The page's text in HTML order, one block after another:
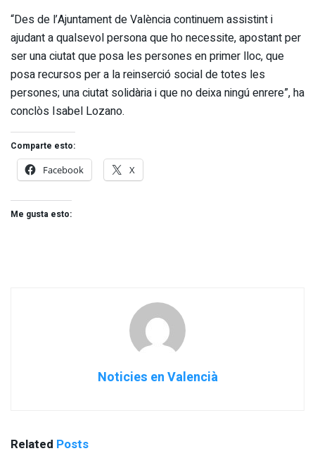
“Des de l’Ajuntament de València continuem assistint i
ajudant a qualsevol persona que ho necessite, apostant per
ser una ciutat que posa les persones en primer lloc, que
posa recursos per a la reinserció social de totes les
persones; una ciutat solidària i que no deixa ningú enrere”, ha
conclòs Isabel Lozano.
Comparte esto:
Facebook
X
Me gusta esto:
Noticies en Valencià
Related Posts